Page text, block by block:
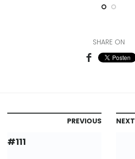
SHARE ON
PREVIOUS
#111
NEXT